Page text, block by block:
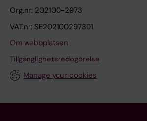
Org.nr: 202100-2973
VAT.nr: SE202100297301
Om webbplatsen
Tillgänglighetsredogörelse
Manage your cookies